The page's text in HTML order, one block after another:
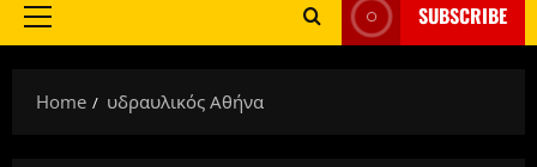
Primary
SUBSCRIBE
Home υδραυλικός Αθήνα